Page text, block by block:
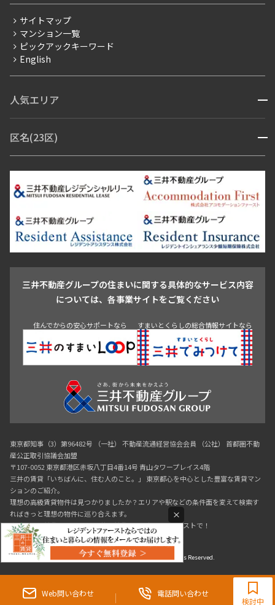
Web問い合わせ 電話問い合わせ
0120-321-719
9:30~18:00（水曜定休）
検討中
賃料改定
フリーレント
ペット可
ブランドマンション
サイトマップ
マンション一覧
ピックアックキーワード
English
人気エリア 開閉
青山・表参道・原宿
市ヶ谷・神楽坂・飯田橋
三田・芝・浜松町
芝浦・汐留・品川
月島・勝どき・豊洲
本郷・春日・小石川
目白・高田馬場・早稲田
池尻大橋・三軒茶屋
祐天寺・学芸大学・自由が丘
駒沢・用賀・二子玉川
成城・砧
池袋・板橋・王子
青山 渋谷 東京・大手町 新宿 品川
目黒・中目黒
区名(23区) 開閉
江東区 台東区 墨田区
中野区
豊島区
杉並区 板橋区 練馬区 荒川区
足立区
葛飾区
江戸川区
三井不動産グループの住まいに関する具体的なサービス内容
については、各事業サイトをご覧ください
住んでからの安心サポートなら すまいとくらしの総合情報サイトなら
東京都知事（3）第96482号 （一社） 不動産流通経営協会会員 （公社） 首都圏不動
産公正取引協議会加盟
〒107-0052 東京都港区赤坂八丁目4番14号 青山タワープレイス4階
三井の賃貸「いちばんに、住む人のこと。」 東京都心を中心とした豊富な賃貸マン
ションのご紹介。
理想の高級賃貸物件は見つかりましたか？エリアや駅などの条件面を変えて検索す
ればきっと理想の物件に巡り合えます。
都心の高級賃貸物件探しは[三井の賃貸]レジデントファーストで！
Copyright © RESIDENT FIRST Co.,Ltd. All Rights Reserved.
×